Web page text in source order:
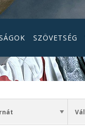
SZÖVETSÉG